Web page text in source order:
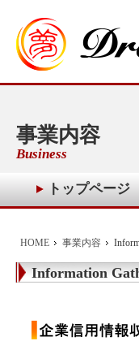
事業内容
Business
トップページ
HOME 事業内容
Information